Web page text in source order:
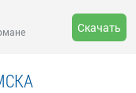
Скачать